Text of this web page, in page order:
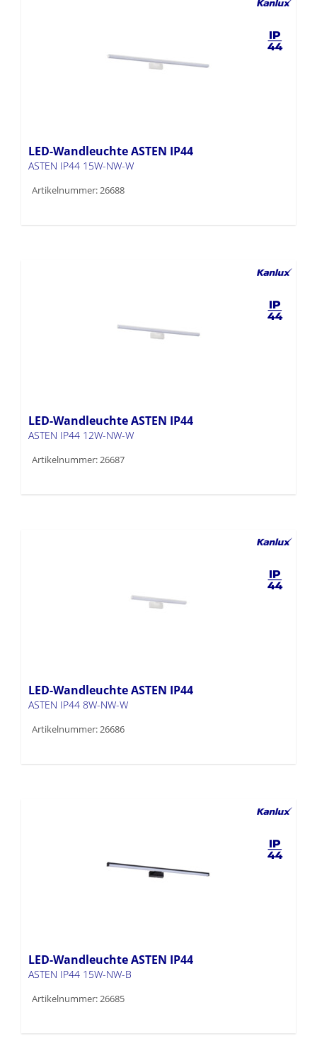
LED-Wandleuchte ASTEN IP44
ASTEN IP44 15W-NW-W
Artikelnummer: 26688
LED-Wandleuchte ASTEN IP44
ASTEN IP44 12W-NW-W
Artikelnummer: 26687
LED-Wandleuchte ASTEN IP44
ASTEN IP44 8W-NW-W
Artikelnummer: 26686
LED-Wandleuchte ASTEN IP44
ASTEN IP44 15W-NW-B
Artikelnummer: 26685